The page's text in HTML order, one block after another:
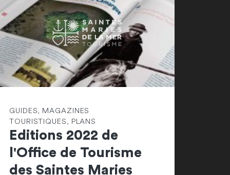
GUIDES, MAGAZINES
TOURISTIQUES, PLANS
Editions 2022 de
l'Office de Tourisme
des Saintes Maries